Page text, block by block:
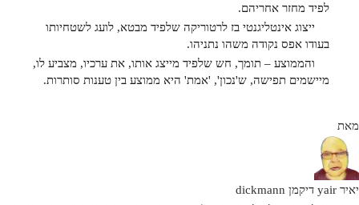
לפיד מחזר אחריהם.
ייצוג אינטליגנטי בז לרטוריקה שלפיד מבטא, לועג לשטחיותו
בעודו אפס נקודה משהו נתניהו.
והממוצע – תומך, חש שלפיד מייצג אותו, את ערכיו, מצביע לו,
מיישמים תפישה, ש'נכון', 'אמת' היא ממוצע בין טענות סותרות.
מאת
יאיר yair דיקמן dickmann